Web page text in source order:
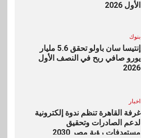
الأول 2026
بنوك
إنتيسا سان باولو تحقق 5.6 مليار
يورو صافي ربح في النصف الأول
2026
اخبار
غرفة القاهرة تنظم ندوة إلكترونية
لدعم الصادرات وتحقيق
مستهدفات رؤية مصر 2030